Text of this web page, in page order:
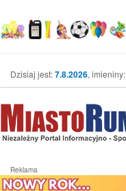
Dzisiaj jest:7.8.2026, imieniny:
Reklama